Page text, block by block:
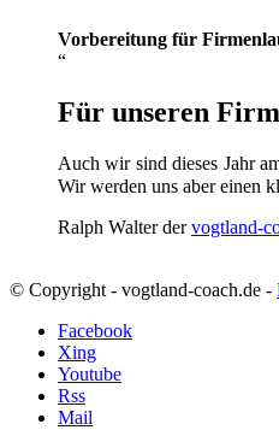
Vorbereitung für
Für unseren
Auch wir sind dieses Jahr
Wir werden uns aber einen
Ralph Walter dervogtland-
© Copyright - vogtland-coach.de -
Facebook
Xing
Youtube
Rss
Mail